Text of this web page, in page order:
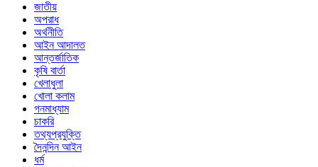
জাতীয়
অপরাধ
অর্থনীতি
আইন আদালত
আন্তর্জাতিক
কৃষি বার্তা
খেলাধুলা
খোলা কলাম
গনমাধ্যাম
চাকরি
তথ্যপ্রযুক্তি
দৈনন্দিন আইন
ধর্ম